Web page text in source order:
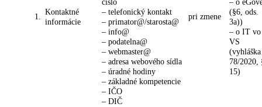
1. Kontaktné
informácie
číslo
– telefonický kontakt
– primator@/starosta@
– info@
– podatelna@
– webmaster@
– adresa webového sídla
– úradné hodiny
– základné kompetencie
– IČO
– DIČ
pri zmene
– o
(§6, ods.
3a))
– o IT vo
VS
(vyhláška
78/2020,
15)